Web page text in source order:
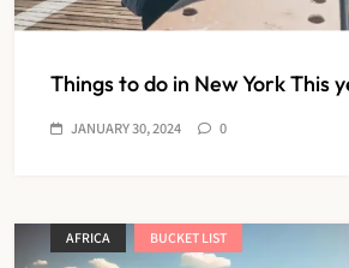
Things to do in New York This
JANUARY 30, 2024 0
AFRICA BUCKET LIST